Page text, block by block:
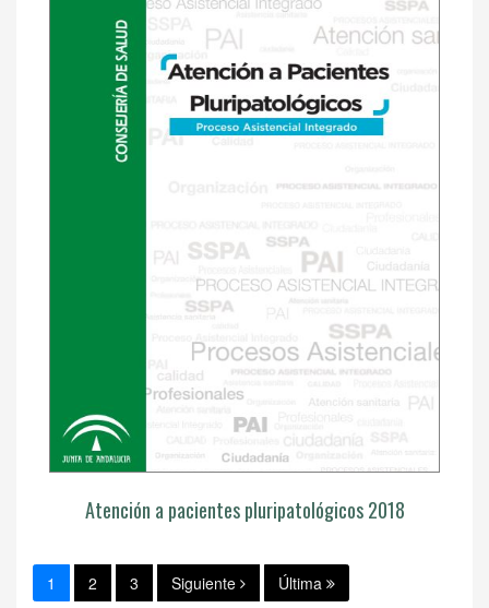
Atención a pacientes pluripatológicos 2018
1 2 3 Siguiente Última